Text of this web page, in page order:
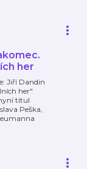
her
Jiří Dandin
her"
titul
Peška,